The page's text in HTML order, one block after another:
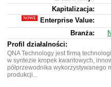
Kapitalizacja:
Enterprise Value:
Branża:
Profil działalności:
QNA Technology jest firmą
w syntezie kropek kwantowych,
półprzewodnika wykorzystywanego
produkcji...